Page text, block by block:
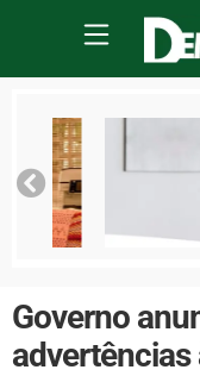
Governo
advertências